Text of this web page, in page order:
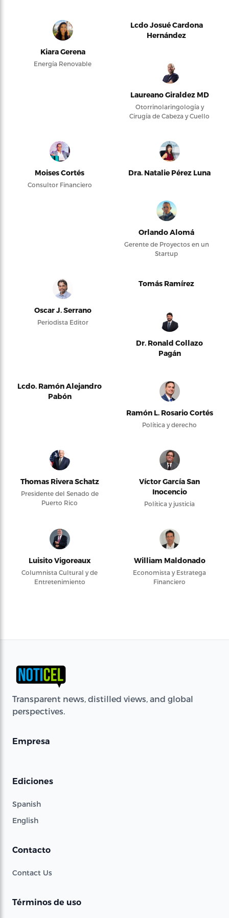
Kiara Gerena
Energía Renovable
Lcdo Josué Cardona
Hernández
Laureano Giraldez MD
Otorrinolaringología y
Cirugía de Cabeza y Cuello
Moises Cortés
Consultor Financiero
Dra. Natalie Pérez Luna
Orlando Alomá
Gerente de Proyectos en un
Startup
Oscar J. Serrano
Periodista Editor
Tomás Ramírez
Dr. Ronald Collazo
Pagán
Lcdo. Ramón Alejandro
Pabón
Ramón L. Rosario Cortés
Política y derecho
Thomas Rivera Schatz
Presidente del Senado de
Puerto Rico
Víctor García San
Inocencio
Política y justicia
Luisito Vigoreaux
Columnista Cultural y de
Entretenimiento
William Maldonado
Economista y Estratega
Financiero
Transparent news, distilled views, and global
perspectives.
Empresa
Ediciones
Spanish
English
Contacto
Contact Us
Términos de uso